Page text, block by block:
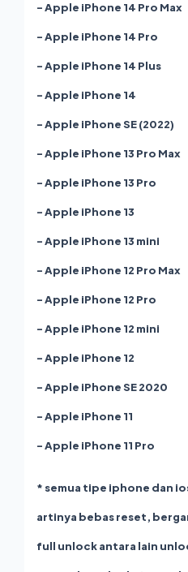
- Apple iPhone 14 Pro Max
- Apple iPhone 14 Pro
- Apple iPhone 14 Plus
- Apple iPhone 14
- Apple iPhone SE (2022)
- Apple iPhone 13 Pro Max
- Apple iPhone 13 Pro
- Apple iPhone 13
- Apple iPhone 13 mini
- Apple iPhone 12 Pro Max
- Apple iPhone 12 Pro
- Apple iPhone 12 mini
- Apple iPhone 12
- Apple iPhone SE 2020
- Apple iPhone 11
- Apple iPhone 11 Pro
* semua tipe iphone dan
artinya bebas reset,
full unlock antara lain